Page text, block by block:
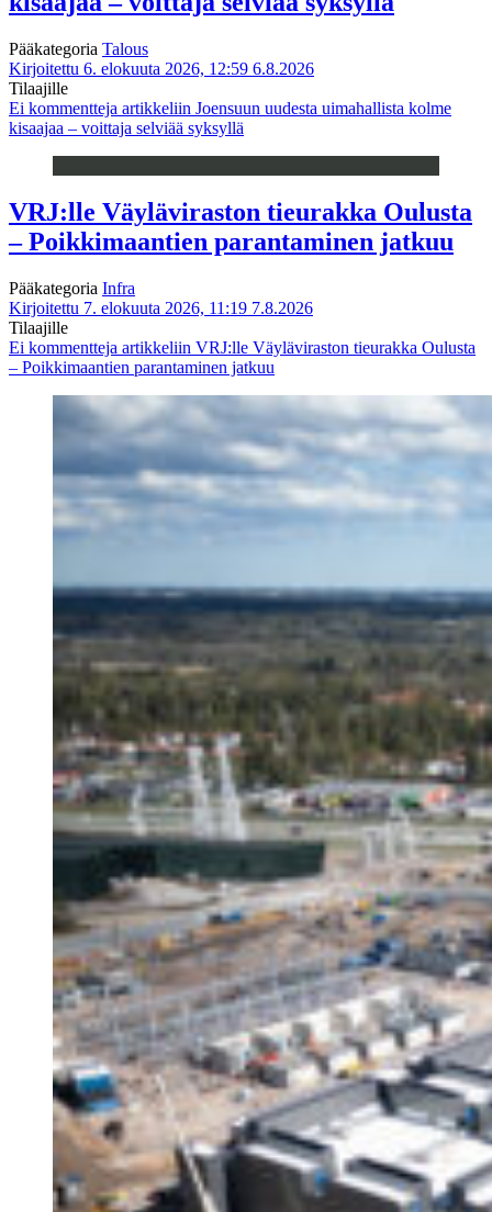
Pääkategoria Talous
Kirjoitettu 6. elokuuta 2026, 12:59 6.8.2026
Tilaajille
Ei kommentteja artikkeliin Joensuun uudesta uimahallista kolme
kisaajaa – voittaja selviää syksyllä
VRJ:lle Väyläviraston tieurakka Oulusta
– Poikkimaantien parantaminen jatkuu
Pääkategoria Infra
Kirjoitettu 7. elokuuta 2026, 11:19 7.8.2026
Tilaajille
Ei kommentteja artikkeliin VRJ:lle Väyläviraston tieurakka Oulusta
– Poikkimaantien parantaminen jatkuu